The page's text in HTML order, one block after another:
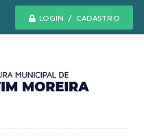
LOGIN / CADASTRO